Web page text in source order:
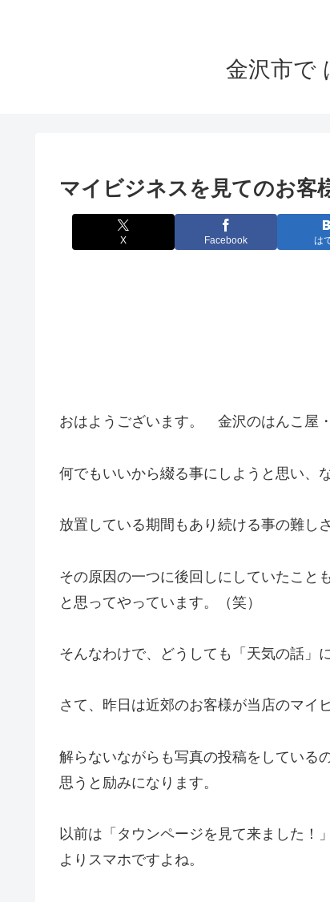
金沢市で
マイビジネスを見てのお客
X Facebook は
おはようございます。 金沢のはんこ屋・
何でもいいから綴る事にしようと思い、
放置している期間もあり続ける事の難し
その原因の一つに後回しにしていたこと
と思ってやっています。（笑）
そんなわけで、どうしても「天気の話」
さて、昨日は近郊のお客様が当店のマイ
解らないながらも写真の投稿をしている
思うと励みになります。
以前は「タウンページを見て来ました！
よりスマホですよね。